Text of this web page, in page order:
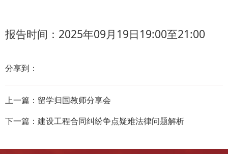
报告时间：2025年09月19日19:00至21:00
分享到：
上一篇： 留学归国教师分享会
下一篇： 建设工程合同纠纷争点疑难法律问题解析